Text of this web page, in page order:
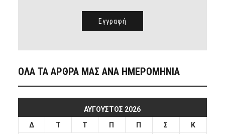
ΟΛΑ ΤΑ ΑΡΘΡΑ ΜΑΣ ΑΝΑ ΗΜΕΡΟΜΗΝΙΑ
ΑΎΓΟΥΣΤΟΣ 2026
Δ
Τ Τ Π Π Σ
Κ